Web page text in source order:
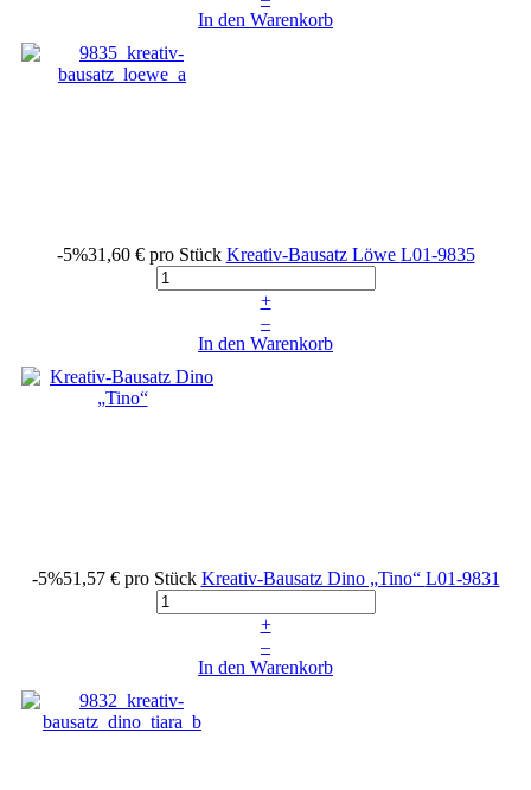
In den Warenkorb
-5%31,60 € pro Stück Kreativ-Bausatz Löwe L01-9835
+
–
In den Warenkorb
-5%51,57 € pro Stück Kreativ-Bausatz Dino „Tino“ L01-9831
+
–
In den Warenkorb